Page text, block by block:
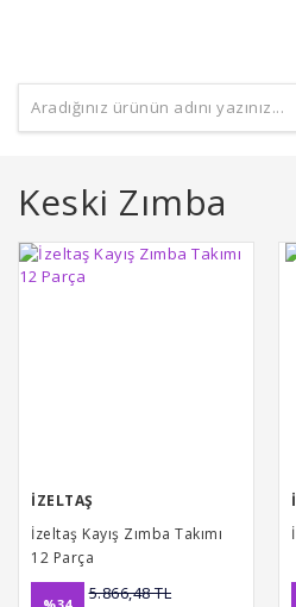
Keski Zımba
İZELTAŞ
İzeltaş Kayış Zımba Takımı
12 Parça
5.866,48 TL